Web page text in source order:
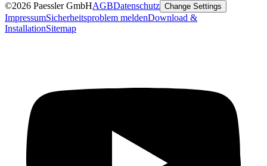
©2026 Paessler GmbHAGBDatenschutz Change Settings
ImpressumSicherheitsproblem meldenDownload &
InstallationSitemap